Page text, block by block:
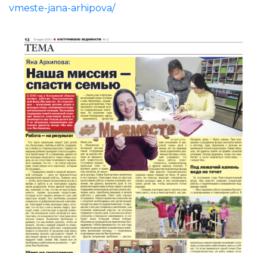
vmeste-jana-arhipova/